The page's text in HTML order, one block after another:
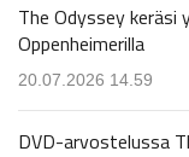
The Odyssey keräsi
Oppenheimerilla
20.07.2026 14.59
DVD-arvostelussa